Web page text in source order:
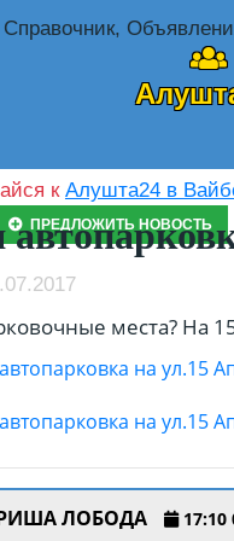
ПРЕДЛОЖИТЬ НОВОСТЬ
к Алушта24 в
места? На
ЛОБОДА 17:10